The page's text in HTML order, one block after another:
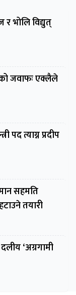
भोलि विद्युत्
जवाफः एक्लैले
पद त्याग्न प्रदीप
सहमति
तयारी